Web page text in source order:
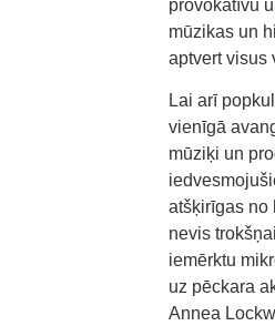
provokatīvu
mūzikas un
aptvert visus
Lai arī
vienīgā
mūziķi un
atšķirīgas no
nevis
iemērktu
uz pēckara
Annea